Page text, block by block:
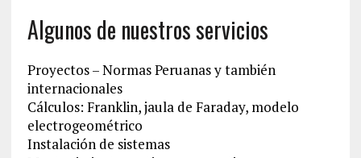
Algunos de nuestros servicios
Proyectos – Normas Peruanas y también
internacionales
Cálculos: Franklin, jaula de Faraday, modelo
electrogeométrico
Instalación de sistemas